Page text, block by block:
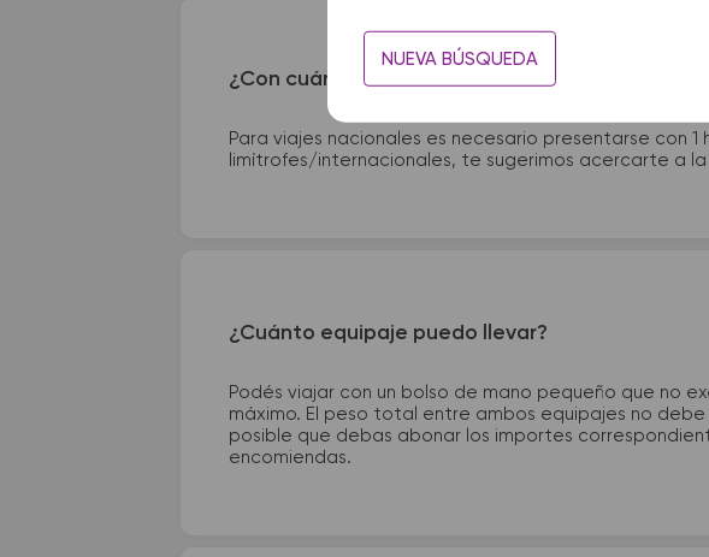
NUEVA BÚSQUEDA
¿Con cuánta anticipación debo presentarme en
Para viajes nacionales es necesario presentarse con
limítrofes/internacionales, te sugerimos acercarte a
¿Cuánto equipaje puedo llevar?
Podés viajar con un bolso de mano pequeño que no
máximo. El peso total entre ambos equipajes no debe
posible que debas abonar los importes
encomiendas.